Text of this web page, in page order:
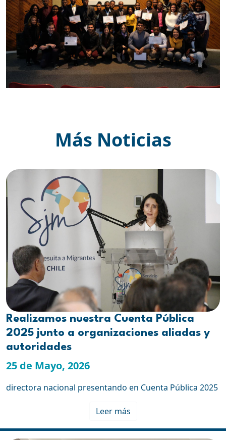
Más Noticias
Realizamos nuestra Cuenta Pública
2025 junto a organizaciones aliadas y
autoridades
25 de Mayo, 2026
directora nacional presentando en Cuenta Pública 2025
Leer más